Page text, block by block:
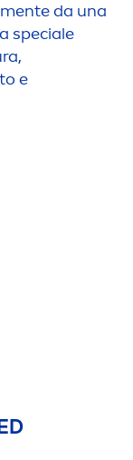
mente da una
speciale
e